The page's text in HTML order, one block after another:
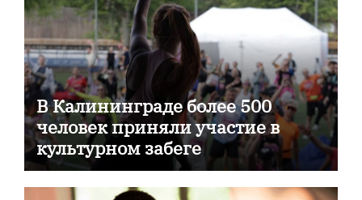
В Калининграде более 500
человек приняли участие в
культурном забеге